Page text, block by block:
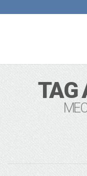
TAG